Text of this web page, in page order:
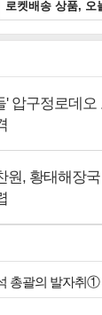
' 압구정로데
원, 황태해장
총괄의 발자취①